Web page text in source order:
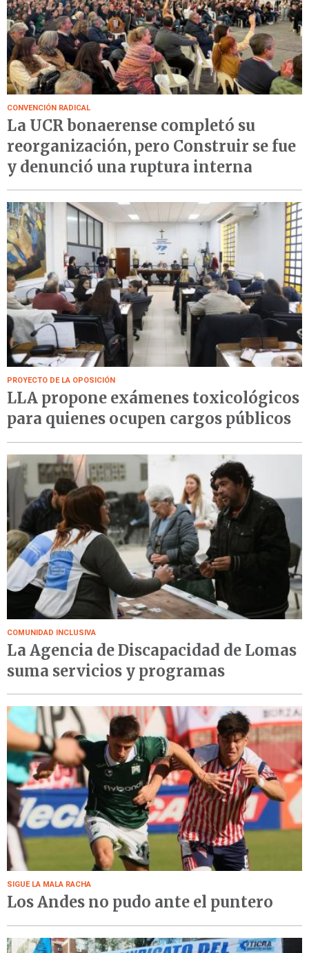
CONVENCIÓN RADICAL
La UCR bonaerense completó su
reorganización, pero Construir se fue
y denunció una ruptura interna
PROYECTO DE LA OPOSICIÓN
LLA propone exámenes toxicológicos
para quienes ocupen cargos públicos
COMUNIDAD INCLUSIVA
La Agencia de Discapacidad de Lomas
suma servicios y programas
SIGUE LA MALA RACHA
Los Andes no pudo ante el puntero